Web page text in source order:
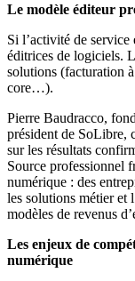
Le modèle éditeur
Si l’activité de service
éditrices de logiciels.
solutions (facturation
core…).
Pierre Baudracco,
président de SoLibre,
sur les résultats
Source professionnel
numérique : des
les solutions métier et
modèles de revenus
Les enjeux de
numérique